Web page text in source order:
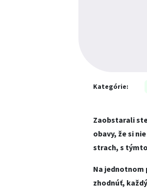
Kategórie:
Zaobstarali
obavy, že si
strach, s
Na jednotnom
zhodnúť,